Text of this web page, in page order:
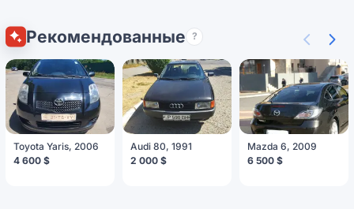
Рекомендованные ?
Toyota Yaris, 2006
4 600 $
Audi 80, 1991
2 000 $
Mazda 6, 2009
6 500 $